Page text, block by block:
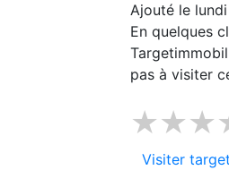
Ajouté le
En quelques
pas à visiter
Visiter